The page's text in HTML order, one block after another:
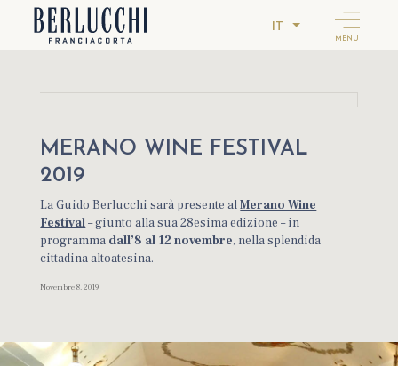
IT
MENU
MERANO WINE FESTIVAL
2019
La Guido Berlucchi sarà presente alMerano Wine
Festival– giunto alla sua 28esima edizione – in
programma dall’8 al 12 novembre, nella splendida
cittadina altoatesina.
Novembre 8, 2019